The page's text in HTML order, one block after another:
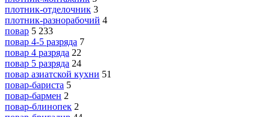
плотник-отделочник 3
плотник-разнорабочий 4
повар 5 233
повар 4-5 разряда 7
повар 4 разряда 22
повар 5 разряда 24
повар азиатской кухни 51
повар-бариста 5
повар-бармен 2
повар-блинопек 2